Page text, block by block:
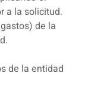
a la solicitud.
de la
de la entidad